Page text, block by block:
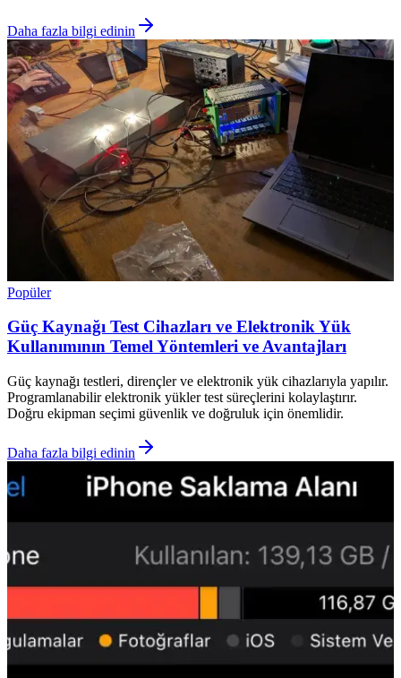
Daha fazla bilgi edinin
Popüler
Güç Kaynağı Test Cihazları ve Elektronik Yük
Kullanımının Temel Yöntemleri ve Avantajları
Güç kaynağı testleri, dirençler ve elektronik yük cihazlarıyla yapılır.
Programlanabilir elektronik yükler test süreçlerini kolaylaştırır.
Doğru ekipman seçimi güvenlik ve doğruluk için önemlidir.
Daha fazla bilgi edinin